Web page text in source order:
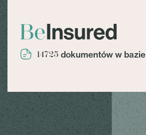
14725 dokumentów w bazie